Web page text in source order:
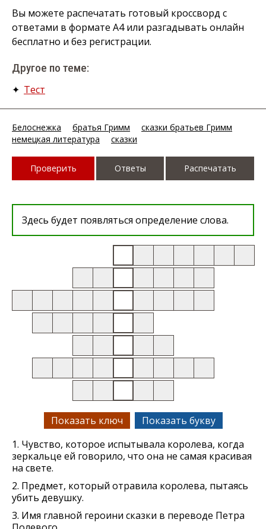
Вы можете распечатать готовый кроссворд с
ответами в формате А4 или разгадывать онлайн
бесплатно и без регистрации.
Другое по теме:
✦ Тест
Белоснежка братья Гримм
сказки братьев Гримм
немецкая литература
сказки
Проверить Ответы Распечатать
Здесь будет появляться определение слова.
Показать ключ
Показать букву
1. Чувство, которое испытывала королева, когда
зеркальце ей говорило, что она не самая красивая
на свете.
2. Предмет, который отравила королева, пытаясь
убить девушку.
3. Имя главной героини сказки в переводе Петра